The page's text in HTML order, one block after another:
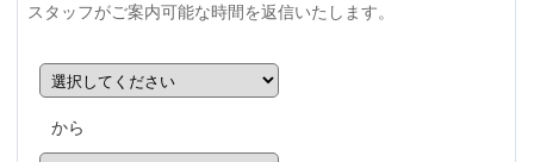
スタッフがご案内可能な時間を返信いたします。
から